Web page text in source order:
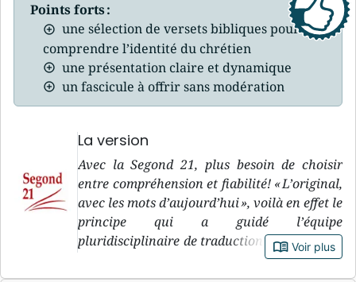
Points forts :
une sélection de versets bibliques pour
comprendre l’identité du chrétien
une présentation claire et dynamique
un fascicule à offrir sans modération
La version
Avec la Segond 21, plus besoin de choisir
entre compréhension et fiabilité! « L’original,
avec les mots d’aujourd’hui », voilà en effet le
principe qui a guidé l’équipe
pluridisciplinaire de traduction de la version
Segond 21, pendant sa douzaine d’années de
book_open Voir plus